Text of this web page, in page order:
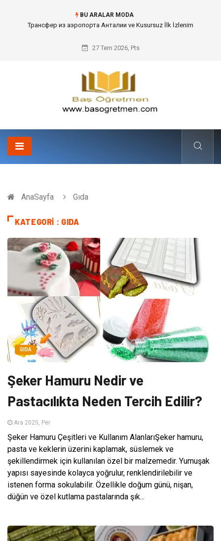
BU ARALAR MODA
Kafes Sandık ve Peyzaj Mimarisinde Dev Bitkilerin Transferi
27 Tem 2026, Pts
AnaSayfa Gıda
KATEGORI : GIDA
GIDA
Şeker Hamuru Nedir ve
Pastacılıkta Neden Tercih Edilir?
Ara 2025, Per
Şeker Hamuru Çeşitleri ve Kullanım AlanlarıŞeker hamuru,
pasta ve keklerin üzerini kaplamak, süslemek ve
şekillendirmek için kullanılan özel bir malzemedir. Yumuşak
yapısı sayesinde kolayca yoğrulur, renklendirilebilir ve
istenen forma sokulabilir. Özellikle doğum günü, nişan,
düğün ve özel kutlama pastalarında şık...